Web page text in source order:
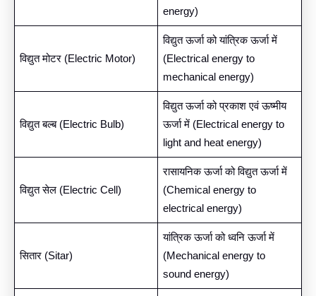
energy)
विद्युत मोटर (Electric Motor)
विद्युत ऊर्जा को यांत्रिक ऊर्जा में
(Electrical energy to
mechanical energy)
विद्युत बल्ब (Electric Bulb)
विद्युत ऊर्जा को प्रकाश एवं ऊष्मीय
ऊर्जा में (Electrical energy to
light and heat energy)
विद्युत सेल (Electric Cell)
रासायनिक ऊर्जा को विद्युत ऊर्जा में
(Chemical energy to
electrical energy)
सितार (Sitar)
यांत्रिक ऊर्जा को ध्वनि ऊर्जा में
(Mechanical energy to
sound energy)